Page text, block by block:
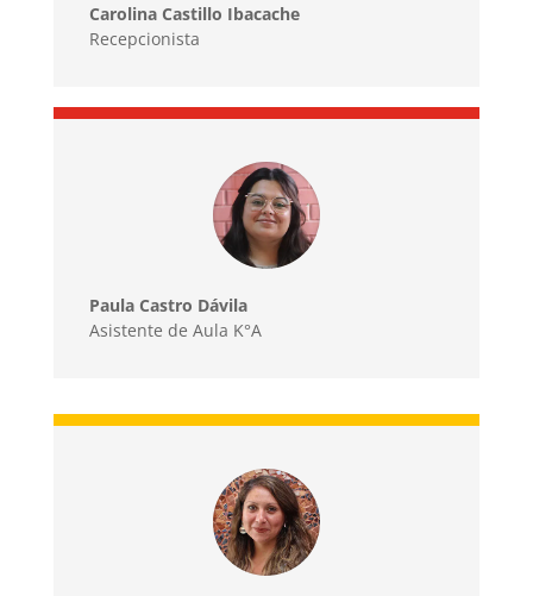
Carolina Castillo Ibacache
Recepcionista
Paula Castro Dávila
Asistente de Aula K°A